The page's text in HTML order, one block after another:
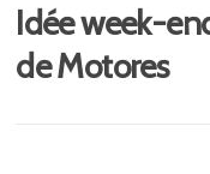
Idée week-
de Motores